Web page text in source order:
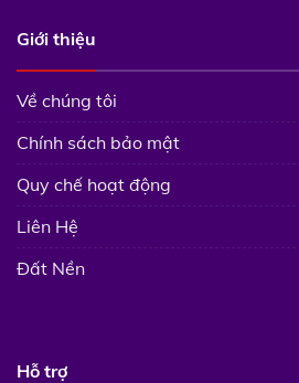
Giới thiệu
Về chúng tôi
Chính sách bảo mật
Quy chế hoạt động
Liên Hệ
Đất Nền
Hỗ trợ